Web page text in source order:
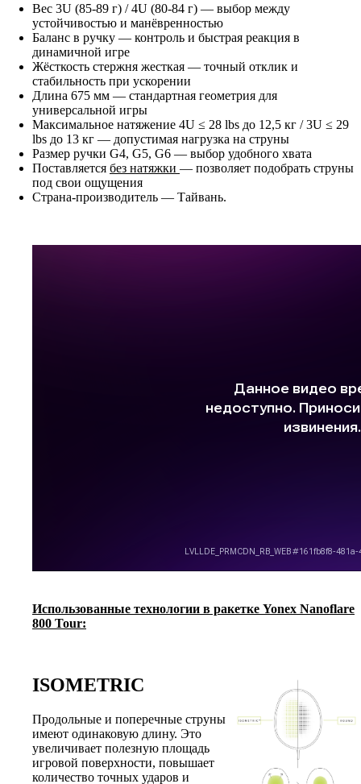
Вес 3U (85-89 г) / 4U (80-84 г) — выбор между
устойчивостью и манёвренностью
Баланс в ручку — контроль и быстрая реакция в
динамичной игре
Жёсткость стержня жесткая — точный отклик и
стабильность при ускорении
Длина 675 мм — стандартная геометрия для
универсальной игры
Максимальное натяжение 4U ≤ 28 lbs до 12,5 кг / 3U ≤ 29
lbs до 13 кг — допустимая нагрузка на струны
Размер ручки G4, G5, G6 — выбор удобного хвата
Поставляется без натяжки — позволяет подобрать струны
под свои ощущения
Страна-производитель — Тайвань.
Использованные технологии в ракетке Yonex Nanoflare
800 Tour:
ISOMETRIC
Продольные и поперечные струны
имеют одинаковую длину. Это
увеличивает полезную площадь
игровой поверхности, повышает
количество точных ударов и